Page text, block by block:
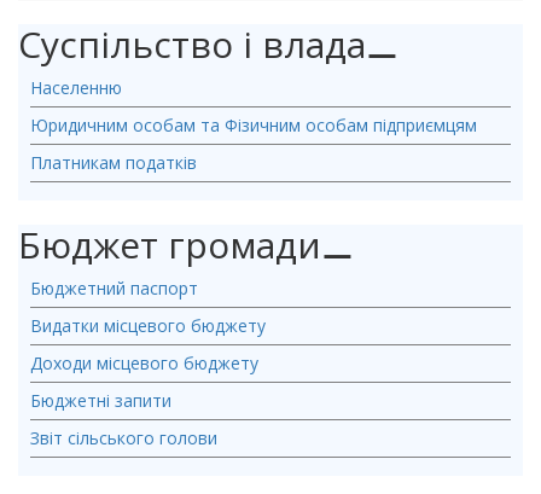
Суспільство і влада⚊
Населенню
Юридичним особам та Фізичним особам підприємцям
Платникам податків
Бюджет громади⚊
Бюджетний паспорт
Видатки місцевого бюджету
Доходи місцевого бюджету
Бюджетні запити
Звіт сільського голови